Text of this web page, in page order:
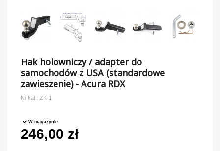
Hak holowniczy / adapter do
samochodów z USA (standardowe
zawieszenie) - Acura RDX
Nr kat.: ZK-1
W magazynie
246,00 zł